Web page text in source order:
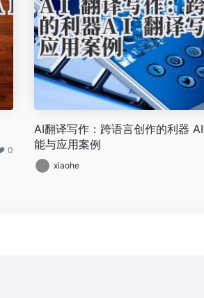
0
AI翻译写作：跨语言创作的利器
能与应用案例
xiaohe